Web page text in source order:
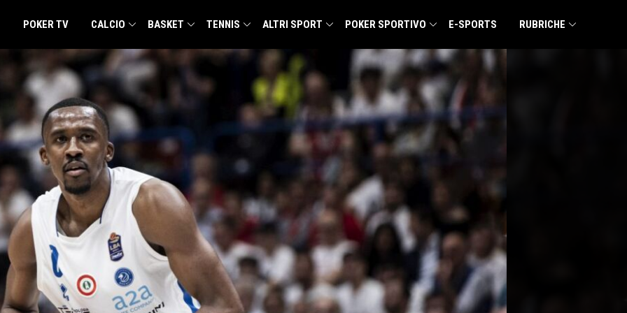
POKER TV CALCIO BASKET TENNIS ALTRI SPORT POKER SPORTIVO E-SPORTS RUBRICHE